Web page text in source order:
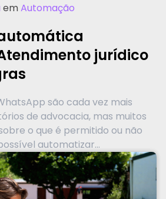
emAutomação
jurídico
são cada vez mais
de advocacia, mas muitos
o que é permitido ou não
automatizar...